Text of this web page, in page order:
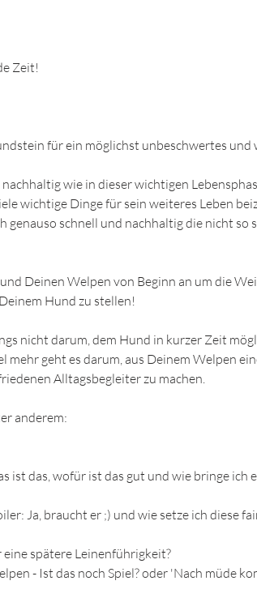
Zeit!
für ein möglichst unbeschwertes und
wie in dieser wichtigen
wichtige Dinge für sein weiteres Leben
genauso schnell und nachhaltig die nicht so
Deinen Welpen von Beginn an um die
Hund zu stellen!
nicht darum, dem Hund in kurzer Zeit
mehr geht es darum, aus Deinem Welpen
Alltagsbegleiter zu machen.
anderem:
das, wofür ist das gut und wie bringe ich
Ja, braucht er ;) und wie setze ich diese
spätere Leinenführigkeit?
- Ist das noch Spiel? oder 'Nach müde